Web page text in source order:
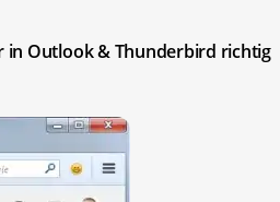
in Outlook & Thunderbird richtig